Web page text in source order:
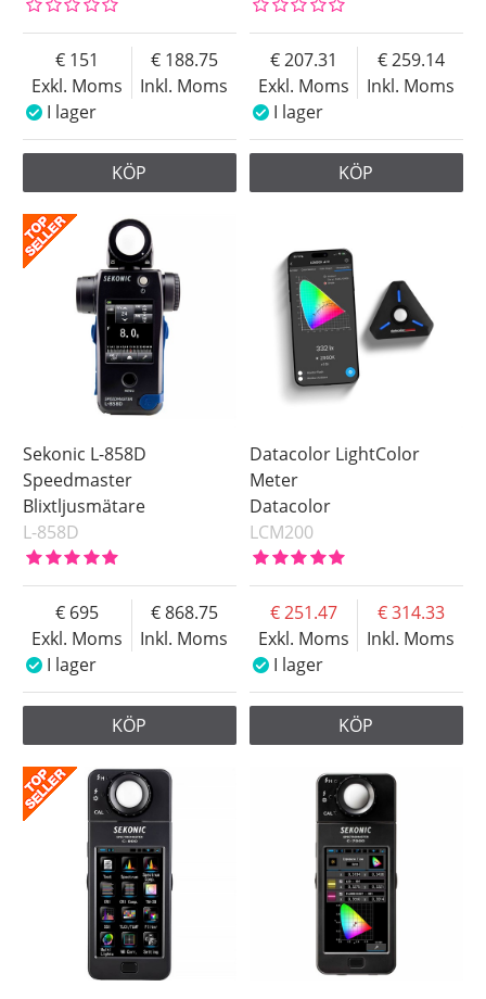
Exkl. Moms
151
Inkl. Moms
188.75
I lager
KÖP
Exkl. Moms
207.31
Inkl. Moms
259.14
I lager
KÖP
Sekonic L-858D
Speedmaster
Blixtljusmätare
L-858D
Exkl. Moms
695
Inkl. Moms
868.75
I lager
KÖP
Datacolor LightColor
Meter
Datacolor
LCM200
Exkl. Moms
251.47
Inkl. Moms
314.33
I lager
KÖP